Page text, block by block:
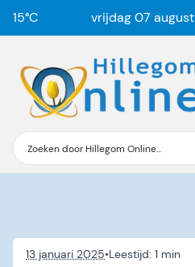
15°C vrijdag 07
13 januari 2025•